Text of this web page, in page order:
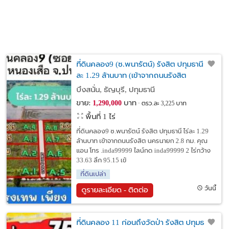
ที่ดินคลอง9 (ซ.พนารัตน์) รังสิต ปทุมธานี ไร่
ละ 1.29 ล้านบาท (เข้าจากถนนรังสิต
นครนายก 2.8 กม.)
บึงสนั่น, ธัญบุรี, ปทุมธานี
ขาย: 1,290,000บาท ตรว.ละ 3,225 บาท
พื้นที่ 1 ไร่
ที่ดินคลอง9 ซ.พนารัตน์ รังสิต ปทุมธานี ไร่ละ 1.29
ล้านบาท เข้าจากถนนรังสิต นครนายก 2.8 กม. คุณ
แอน โทร .inda99999 ไลน์กด inda99999 2 ไร่กว้าง
33.63 ลึก 95.15 เข้
ที่ดินเปล่า
ดูรายละเอียด - ติดต่อ วันนี้
ที่ดินคลอง 11 ก่อนถึงวัดป่า รังสิต ปทุมธานี